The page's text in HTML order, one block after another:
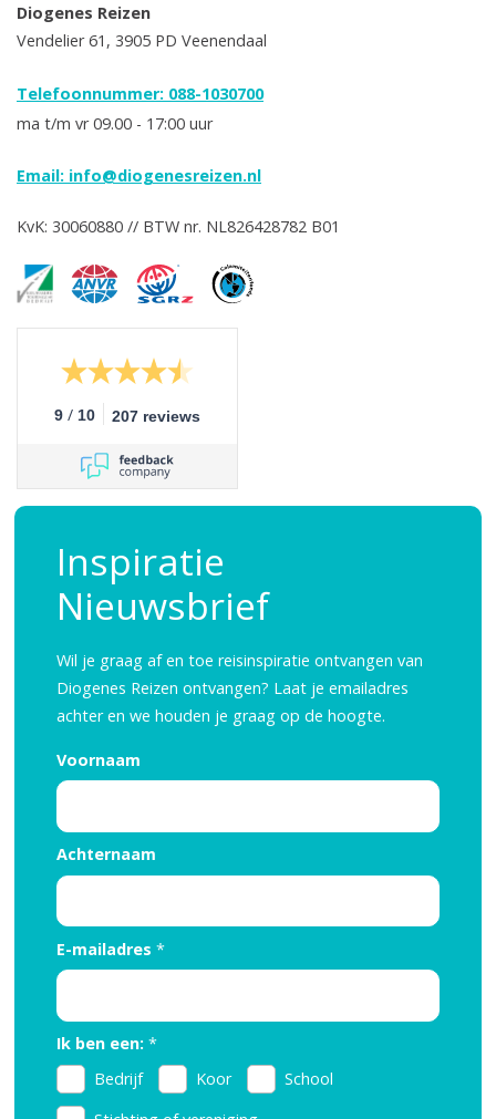
Diogenes Reizen
Vendelier 61, 3905 PD Veenendaal
Telefoonnummer: 088-1030700
ma t/m vr 09.00 - 17:00 uur
Email: info@diogenesreizen.nl
KvK: 30060880 // BTW nr. NL826428782 B01
9 / 10 207 reviews
Inspiratie
Nieuwsbrief
Wil je graag af en toe reisinspiratie ontvangen van
Diogenes Reizen ontvangen? Laat je emailadres
achter en we houden je graag op de hoogte.
Voornaam
Achternaam
E-mailadres *
Ik ben een: *
Bedrijf
Koor
School